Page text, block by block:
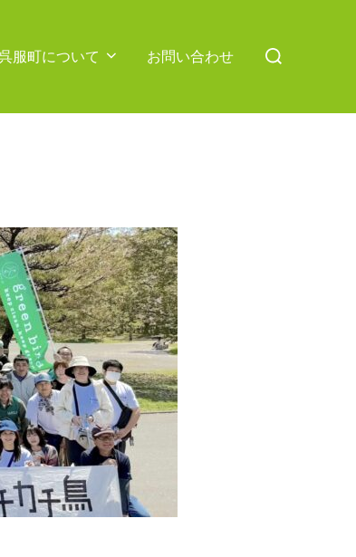
服町について お問い合わせ
検